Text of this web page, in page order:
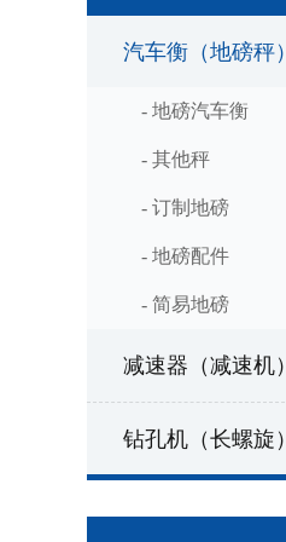
汽车衡（地磅秤）
- 地磅汽车衡
- 其他秤
- 订制地磅
- 地磅配件
- 简易地磅
减速器（减速机）
钻孔机（长螺旋）